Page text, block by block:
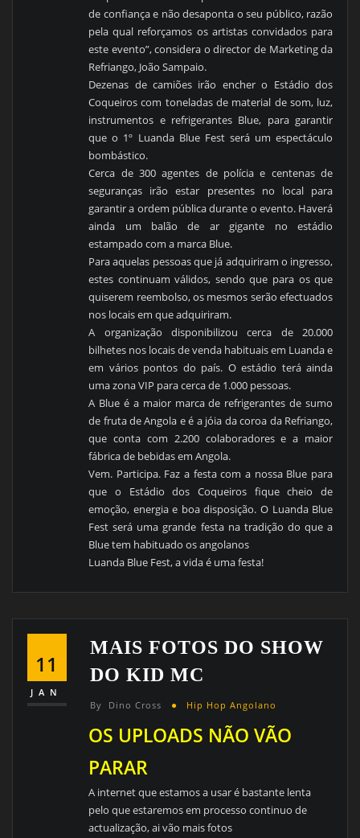
de confiança e não desaponta o seu público, razão
pela qual reforçamos os artistas convidados para
este evento”, considera o director de Marketing da
Refriango, João Sampaio.
Dezenas de camiões irão encher o Estádio dos
Coqueiros com toneladas de material de som, luz,
instrumentos e refrigerantes Blue, para garantir
que o 1º Luanda Blue Fest será um espectáculo
bombástico.
Cerca de 300 agentes de polícia e centenas de
seguranças irão estar presentes no local para
garantir a ordem pública durante o evento. Haverá
ainda um balão de ar gigante no estádio
estampado com a marca Blue.
Para aquelas pessoas que já adquiriram o ingresso,
estes continuam válidos, sendo que para os que
quiserem reembolso, os mesmos serão efectuados
nos locais em que adquiriram.
A organização disponibilizou cerca de 20.000
bilhetes nos locais de venda habituais em Luanda e
em vários pontos do país. O estádio terá ainda
uma zona VIP para cerca de 1.000 pessoas.
A Blue é a maior marca de refrigerantes de sumo
de fruta de Angola e é a jóia da coroa da Refriango,
que conta com 2.200 colaboradores e a maior
fábrica de bebidas em Angola.
Vem. Participa. Faz a festa com a nossa Blue para
que o Estádio dos Coqueiros fique cheio de
emoção, energia e boa disposição. O Luanda Blue
Fest será uma grande festa na tradição do que a
Blue tem habituado os angolanos
Luanda Blue Fest, a vida é uma festa!
11
JAN
MAIS FOTOS DO SHOW
DO KID MC
By Dino Cross Hip Hop Angolano
OS UPLOADS NÃO VÃO
PARAR
A internet que estamos a usar é bastante lenta
pelo que estaremos em processo continuo de
actualização, ai vão mais fotos